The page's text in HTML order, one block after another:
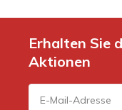
Erhalten Sie
Aktionen